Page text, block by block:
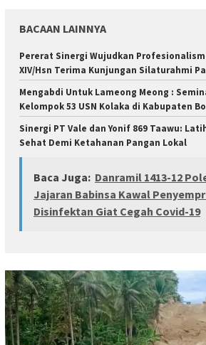
BACAAN LAINNYA
Pererat Sinergi Wujudkan
XIV/Hsn Terima Kunjungan Silaturahmi
Mengabdi Untuk Lameong Meong :
Kelompok 53 USN Kolaka di Kabupaten
Sinergi PT Vale dan Yonif 869 Taawu:
Sehat Demi Ketahanan Pangan Lokal
Baca Juga: Danramil 1413-12
Jajaran Babinsa Kawal
Disinfektan Giat Cegah Covid-19